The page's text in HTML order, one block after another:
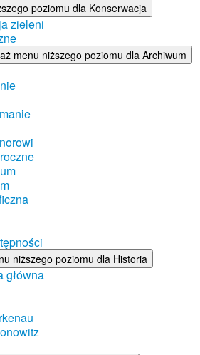
poziomu dla Konserwacja
zieleni
menu niższego poziomu dla Archiwum
niższego poziomu dla Historia
główna